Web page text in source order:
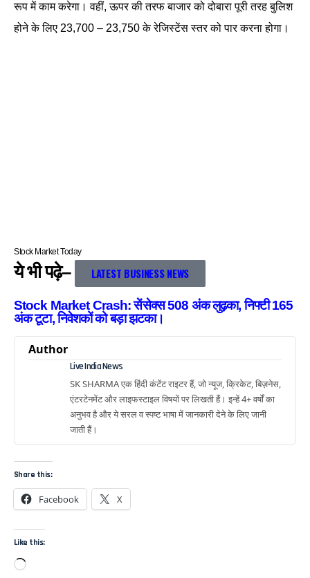
रूप में काम करेगा। वहीं, ऊपर की तरफ बाजार को दोबारा पूरी तरह बुलिश
होने के लिए 23,700 – 23,750 के रेजिस्टेंस स्तर को पार करना होगा।
Stock Market Today
ये भी पढ़े– LATEST BUSINESS NEWS
Stock Market Crash: सेंसेक्स 508 अंक लुढ़का, निफ्टी 165
अंक टूटा, निवेशकों को बड़ा झटका।
Author
Live India News
SK SHARMA एक हिंदी कंटेंट राइटर हैं, जो न्यूज, क्रिकेट, बिज़नेस,
एंटरटेनमेंट और लाइफस्टाइल विषयों पर लिखती हैं। इन्हें 4+ वर्षों का
अनुभव है और ये सरल व स्पष्ट भाषा में जानकारी देने के लिए जानी
जाती हैं।
Share this:
Facebook X
Like this: